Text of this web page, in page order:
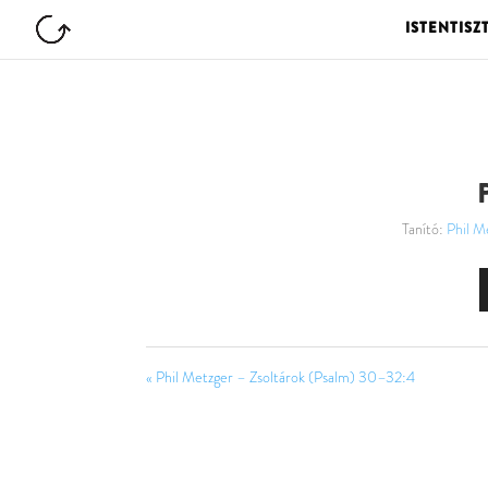
Tanító: Phil
« Phil Metzger – Zsoltárok (Psalm) 30–32:4